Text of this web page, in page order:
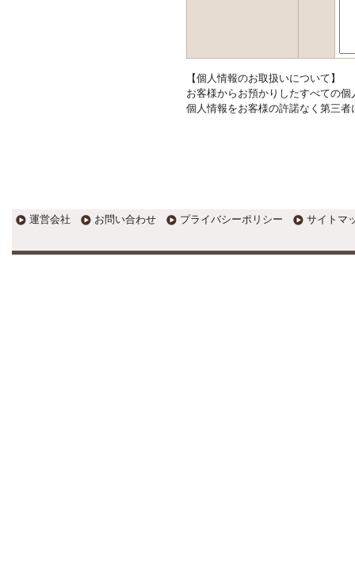
【個人情報のお取扱いについて】
お客様からお預かりしたすべての
個人情報をお客様の許諾なく第三
運営会社 お問い合わせ プライバシーポリシー サイトマ